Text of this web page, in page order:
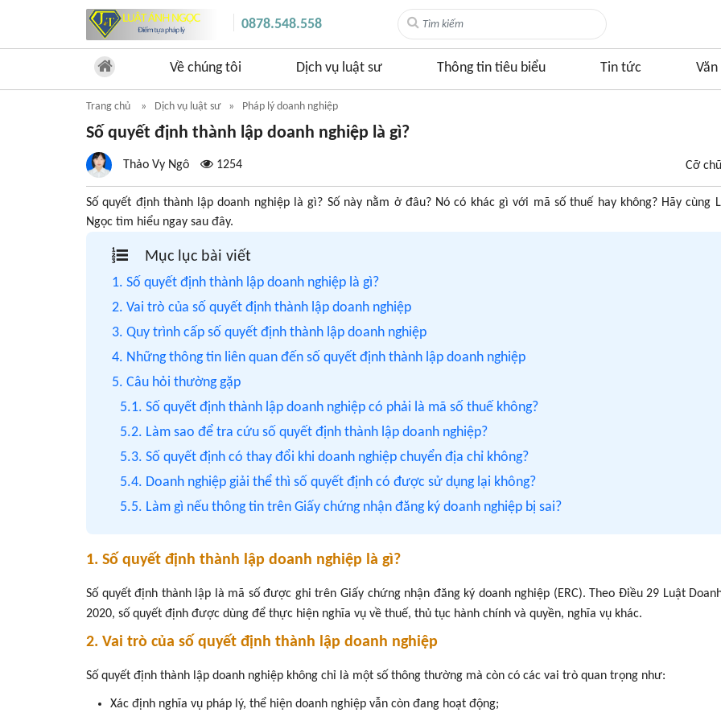
0878.548.558
Về chúng tôi Dịch vụ luật sư Thông tin tiêu biểu Tin tức
Trang chủ Dịch vụ luật sư Pháp lý doanh nghiệp
Số quyết định thành lập doanh nghiệp là gì?
Thảo Vy Ngô 1254 Cỡ
Số quyết định thành lập doanh nghiệp là gì? Số này nằm ở đâu? Nó có khác gì với mã số thuế hay không? Hãy cùng
Ngọc tìm hiểu ngay sau đây.
Mục lục bài viết
1. Số quyết định thành lập doanh nghiệp là gì?
2. Vai trò của số quyết định thành lập doanh nghiệp
3. Quy trình cấp số quyết định thành lập doanh nghiệp
4. Những thông tin liên quan đến số quyết định thành lập doanh nghiệp
5. Câu hỏi thường gặp
5.1. Số quyết định thành lập doanh nghiệp có phải là mã số thuế không?
5.2. Làm sao để tra cứu số quyết định thành lập doanh nghiệp?
5.3. Số quyết định có thay đổi khi doanh nghiệp chuyển địa chỉ không?
5.4. Doanh nghiệp giải thể thì số quyết định có được sử dụng lại không?
5.5. Làm gì nếu thông tin trên Giấy chứng nhận đăng ký doanh nghiệp bị sai?
1. Số quyết định thành lập doanh nghiệp là gì?
Số quyết định thành lập là mã số được ghi trên Giấy chứng nhận đăng ký doanh nghiệp (ERC). Theo Điều 29 Luật
2020, số quyết định được dùng để thực hiện nghĩa vụ về thuế, thủ tục hành chính và quyền, nghĩa vụ khác.
2. Vai trò của số quyết định thành lập doanh nghiệp
Số quyết định thành lập doanh nghiệp không chỉ là một số thông thường mà còn có các vai trò quan trọng như:
Xác định nghĩa vụ pháp lý, thể hiện doanh nghiệp vẫn còn đang hoạt động;